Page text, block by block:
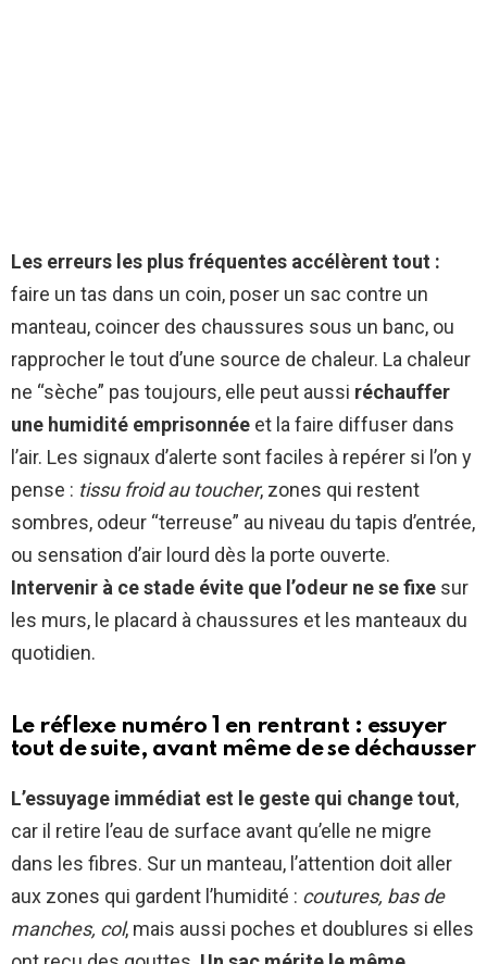
Les erreurs les plus fréquentes accélèrent tout :
faire un tas dans un coin, poser un sac contre un
manteau, coincer des chaussures sous un banc, ou
rapprocher le tout d’une source de chaleur. La chaleur
ne “sèche” pas toujours, elle peut aussi réchauffer
une humidité emprisonnée et la faire diffuser dans
l’air. Les signaux d’alerte sont faciles à repérer si l’on y
pense : tissu froid au toucher, zones qui restent
sombres, odeur “terreuse” au niveau du tapis d’entrée,
ou sensation d’air lourd dès la porte ouverte.
Intervenir à ce stade évite que l’odeur ne se fixe sur
les murs, le placard à chaussures et les manteaux du
quotidien.
Le réflexe numéro 1 en rentrant : essuyer
tout de suite, avant même de se déchausser
L’essuyage immédiat est le geste qui change tout,
car il retire l’eau de surface avant qu’elle ne migre
dans les fibres. Sur un manteau, l’attention doit aller
aux zones qui gardent l’humidité : coutures, bas de
manches, col, mais aussi poches et doublures si elles